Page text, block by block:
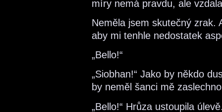
míry nemá pravdu, ale
Neměla jsem skutečný zrak.
aby mi tenhle nedostatek
„Bello!“
„Siobhan!“ Jako by někdo
by neměl šanci mě
„Bello!“ Hrůza ustoupila